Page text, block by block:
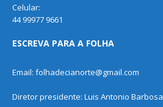
Celular:
44 99977 9661
ESCREVA PARA A FOLHA
Email: folhadecianorte@gmail.com
Diretor presidente: Luis Antonio Barbosa